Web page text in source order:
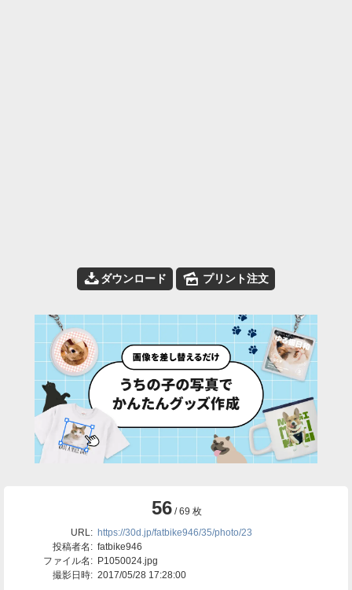
📥ダウンロード 🌄 プリント注文
56/ 69 枚
URL: https://30d.jp/fatbike946/35/photo/23
投稿者名: fatbike946
ファイル名: P1050024.jpg
撮影日時: 2017/05/28 17:28:00